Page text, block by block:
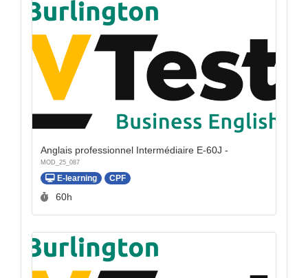
Anglais professionnel Intermédiaire E-60J -
MOD_25_087
E-learning CPF
Durée :
60h